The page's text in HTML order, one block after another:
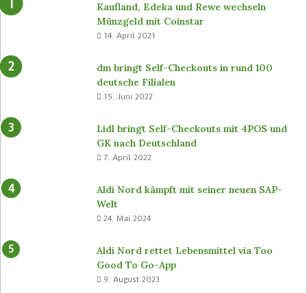
Kaufland, Edeka und Rewe wechseln
Münzgeld mit Coinstar
14. April 2021
dm bringt Self-Checkouts in rund 100
deutsche Filialen
15. Juni 2022
Lidl bringt Self-Checkouts mit 4POS und
GK nach Deutschland
7. April 2022
Aldi Nord kämpft mit seiner neuen SAP-
Welt
24. Mai 2024
Aldi Nord rettet Lebensmittel via Too
Good To Go-App
9. August 2023